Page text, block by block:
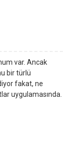
var. Ancak
bir türlü
fakat, ne
uygulamasında.